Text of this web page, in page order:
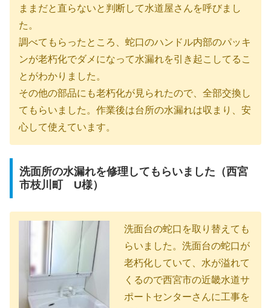
ままだと直らないと判断して水道屋さんを呼びまし
た。
調べてもらったところ、蛇口のハンドル内部のパッキ
ンが老朽化でダメになって水漏れを引き起こしてるこ
とがわかりました。
その他の部品にも老朽化が見られたので、全部交換し
てもらいました。作業後は台所の水漏れは収まり、安
心して使えています。
洗面所の水漏れを修理してもらいました（西宮
市枝川町 U様）
洗面台の蛇口を取り替えても
らいました。洗面台の蛇口が
老朽化していて、水が溢れて
くるので西宮市の近畿水道サ
ポートセンターさんに工事を